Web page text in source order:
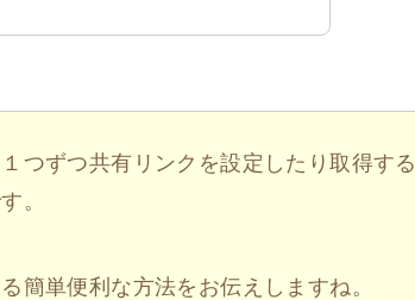
つずつ共有リンクを設定したり取得する
。
簡単便利な方法をお伝えしますね。